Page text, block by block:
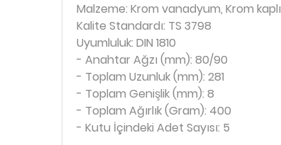
Malzeme: Krom vanadyum, Krom kaplı
Kalite Standardı: TS 3798
Uyumluluk: DIN 1810
- Anahtar Ağzı (mm): 80/90
- Toplam Uzunluk (mm): 281
- Toplam Genişlik (mm): 8
- Toplam Ağırlık (Gram): 400
- Kutu İçindeki Adet Sayısı: 5